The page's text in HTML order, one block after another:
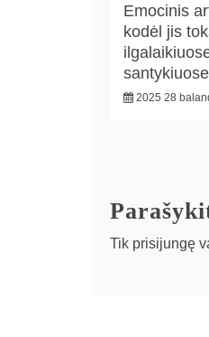
Emocinis
kodėl jis
2025 28
Tik prisijungę